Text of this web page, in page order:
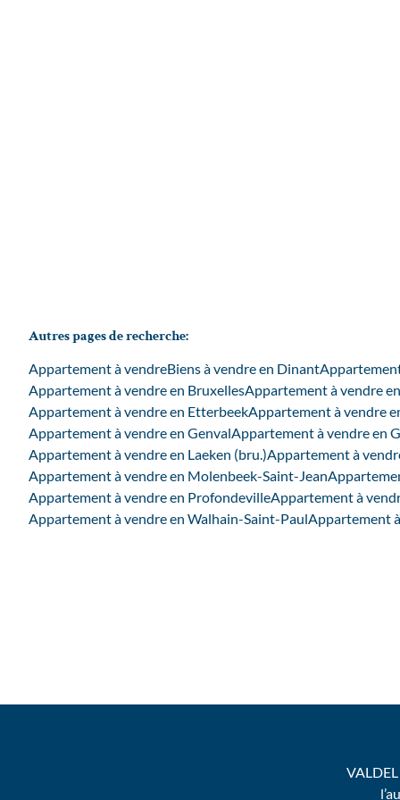
Autres pages de recherche:
Appartement à vendreBiens à vendre en Dinant
Appartement à vendre en BruxellesAppartement à vendre
Appartement à vendre en EtterbeekAppartement à vendre
Appartement à vendre en GenvalAppartement à vendre en
Appartement à vendre en Laeken (bru.)Appartement à
Appartement à vendre en Molenbeek-Saint-Jean
Appartement à vendre en ProfondevilleAppartement à
Appartement à vendre en Walhain-Saint-PaulAppartement